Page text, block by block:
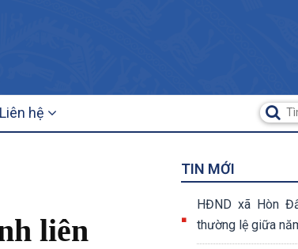
Liên hệ
liên
TIN MỚI
HĐND xã Hòn
thường lệ giữa